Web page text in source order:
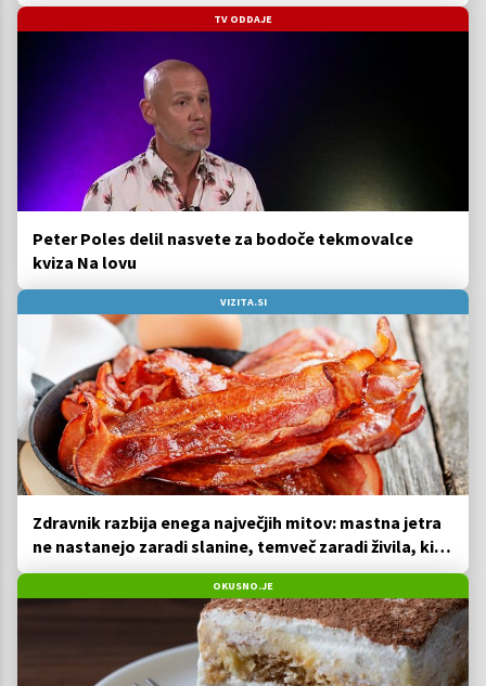
TV ODDAJE
Peter Poles delil nasvete za bodoče tekmovalce
kviza Na lovu
VIZITA.SI
Zdravnik razbija enega največjih mitov: mastna jetra
ne nastanejo zaradi slanine, temveč zaradi živila, ki
ga imamo vsi radi
OKUSNO.JE